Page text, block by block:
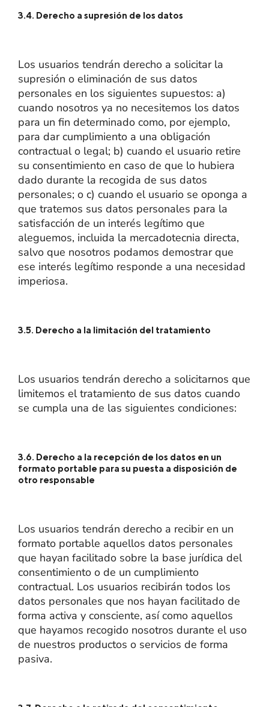
3.4. Derecho a supresión de los datos
Los usuarios tendrán derecho a solicitar la
supresión o eliminación de sus datos
personales en los siguientes supuestos: a)
cuando nosotros ya no necesitemos los datos
para un fin determinado como, por ejemplo,
para dar cumplimiento a una obligación
contractual o legal; b) cuando el usuario retire
su consentimiento en caso de que lo hubiera
dado durante la recogida de sus datos
personales; o c) cuando el usuario se oponga a
que tratemos sus datos personales para la
satisfacción de un interés legítimo que
aleguemos, incluida la mercadotecnia directa,
salvo que nosotros podamos demostrar que
ese interés legítimo responde a una necesidad
imperiosa.
3.5. Derecho a la limitación del tratamiento
Los usuarios tendrán derecho a solicitarnos que
limitemos el tratamiento de sus datos cuando
se cumpla una de las siguientes condiciones:
3.6. Derecho a la recepción de los datos en un
formato portable para su puesta a disposición de
otro responsable
Los usuarios tendrán derecho a recibir en un
formato portable aquellos datos personales
que hayan facilitado sobre la base jurídica del
consentimiento o de un cumplimiento
contractual. Los usuarios recibirán todos los
datos personales que nos hayan facilitado de
forma activa y consciente, así como aquellos
que hayamos recogido nosotros durante el uso
de nuestros productos o servicios de forma
pasiva.